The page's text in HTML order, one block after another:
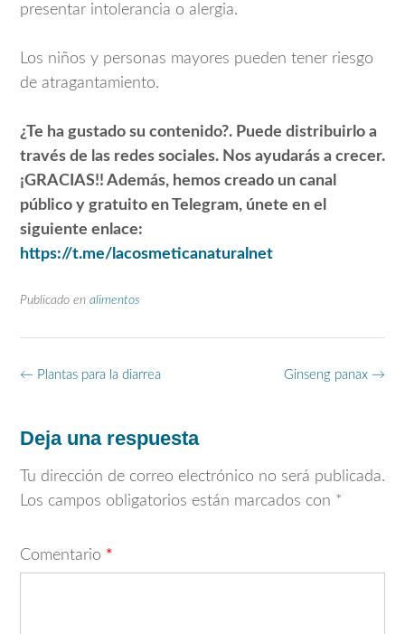
presentar intolerancia o alergia.
Los niños y personas mayores pueden tener riesgo
de atragantamiento.
¿Te ha gustado su contenido?. Puede distribuirlo a
través de las redes sociales. Nos ayudarás a crecer.
¡GRACIAS!! Además, hemos creado un canal
público y gratuito en Telegram, únete en el
siguiente enlace:
https://t.me/lacosmeticanaturalnet
Publicado en alimentos
Navegación
Ginseng panax →
← Plantas para la diarrea
Deja una respuesta
Tu dirección de correo electrónico no será publicada.
Los campos obligatorios están marcados con *
Comentario *